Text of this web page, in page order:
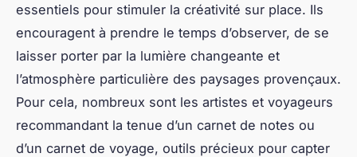
essentiels pour stimuler la créativité sur place. Ils
encouragent à prendre le temps d’observer, de se
laisser porter par la lumière changeante et
l’atmosphère particulière des paysages provençaux.
Pour cela, nombreux sont les artistes et voyageurs
recommandant la tenue d’un carnet de notes ou
d’un carnet de voyage, outils précieux pour capter